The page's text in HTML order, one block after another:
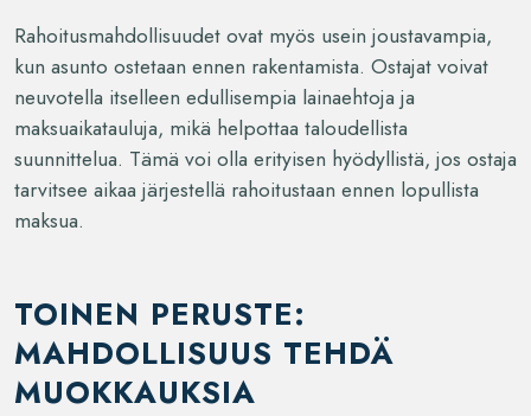
Rahoitusmahdollisuudet ovat myös usein joustavampia,
kun asunto ostetaan ennen rakentamista. Ostajat voivat
neuvotella itselleen edullisempia lainaehtoja ja
maksuaikatauluja, mikä helpottaa taloudellista
suunnittelua. Tämä voi olla erityisen hyödyllistä, jos ostaja
tarvitsee aikaa järjestellä rahoitustaan ennen lopullista
maksua.
TOINEN PERUSTE:
MAHDOLLISUUS TEHDÄ
MUOKKAUKSIA